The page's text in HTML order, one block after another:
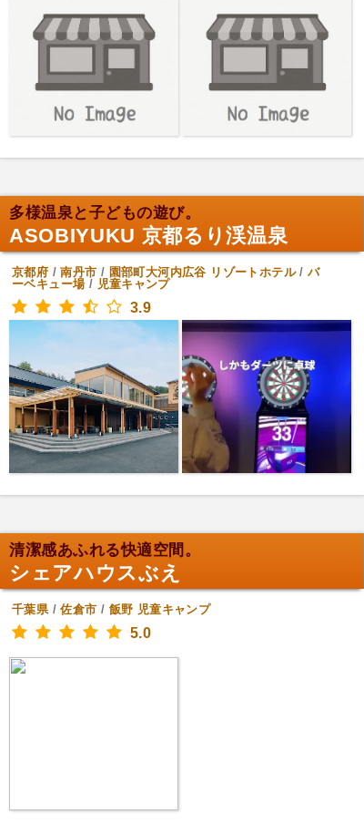
多様温泉と子どもの遊び。
ASOBIYUKU 京都るり渓温泉
京都府 /南丹市 / 園部町大河内広谷 リゾートホテル/バ
ーベキュー場/ 児童キャンプ
3.9
清潔感あふれる快適空間。
シェアハウスぶえ
千葉県/佐倉市 / 飯野 児童キャンプ
5.0